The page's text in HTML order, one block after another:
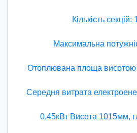
Кількість секцій:
Максимальна
Отоплювана площа
Середня витрата
0,45кВт Висота 1015мм,